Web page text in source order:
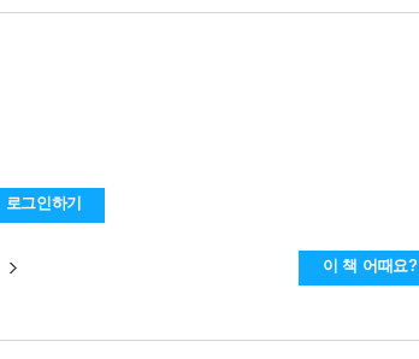
로그인하기
이 책 어때요?